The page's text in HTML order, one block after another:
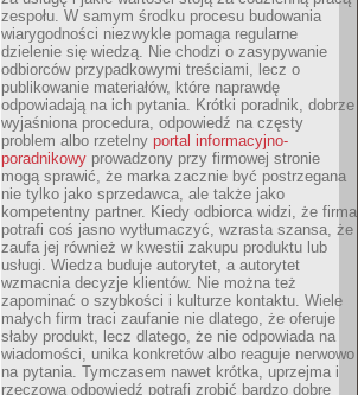
zespołu. W samym środku procesu budowania
wiarygodności niezwykle pomaga regularne
dzielenie się wiedzą. Nie chodzi o zasypywanie
odbiorców przypadkowymi treściami, lecz o
publikowanie materiałów, które naprawdę
odpowiadają na ich pytania. Krótki poradnik, dobrze
wyjaśniona procedura, odpowiedź na częsty
problem albo rzetelny portal informacyjno-
poradnikowy prowadzony przy firmowej stronie
mogą sprawić, że marka zacznie być postrzegana
nie tylko jako sprzedawca, ale także jako
kompetentny partner. Kiedy odbiorca widzi, że firma
potrafi coś jasno wytłumaczyć, wzrasta szansa, że
zaufa jej również w kwestii zakupu produktu lub
usługi. Wiedza buduje autorytet, a autorytet
wzmacnia decyzje klientów. Nie można też
zapominać o szybkości i kulturze kontaktu. Wiele
małych firm traci zaufanie nie dlatego, że oferuje
słaby produkt, lecz dlatego, że nie odpowiada na
wiadomości, unika konkretów albo reaguje nerwowo
na pytania. Tymczasem nawet krótka, uprzejma i
rzeczowa odpowiedź potrafi zrobić bardzo dobre